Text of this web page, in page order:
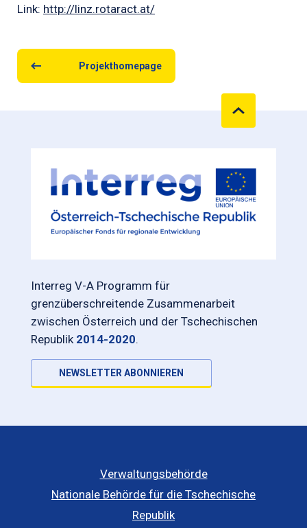
Link: http://linz.rotaract.at/
Projekthomepage
Interreg V-A Programm für
grenzüberschreitende Zusammenarbeit
zwischen Österreich und der Tschechischen
Republik 2014-2020.
NEWSLETTER ABONNIEREN
Verwaltungsbehörde
Nationale Behörde für die Tschechische
Republik